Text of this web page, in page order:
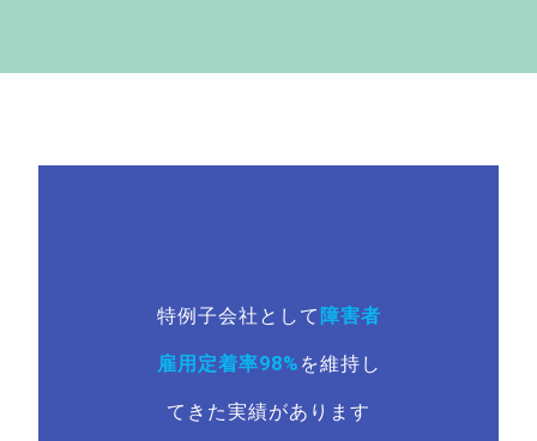
特例子会社として 障害者
雇用定着率98% を維持し
てきた実績があります